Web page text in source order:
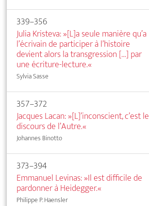
339–356
Julia Kristeva: »[L]a seule manière qu’a
l’écrivain de participer à l’histoire
devient alors la transgression […] par
une écriture-lecture.«
Sylvia Sasse
357–372
Jacques Lacan: »[L]’inconscient, c’est le
discours de l’Autre.«
Johannes Binotto
373–394
Emmanuel Levinas: »Il est difficile de
pardonner à Heidegger.«
Philippe P. Haensler